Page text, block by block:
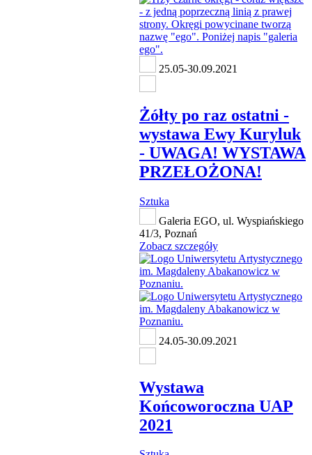
25.05-30.09.2021
Żółty po raz ostatni -
wystawa Ewy Kuryluk
- UWAGA! WYSTAWA
PRZEŁOŻONA!
Sztuka
Galeria EGO, ul. Wyspiańskiego
41/3, Poznań
Zobacz szczegóły
24.05-30.09.2021
Wystawa
Końcoworoczna UAP
2021